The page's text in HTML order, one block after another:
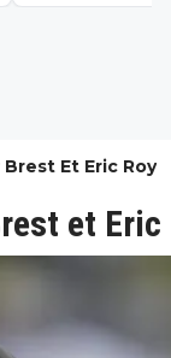
Et Eric Roy
et Eric